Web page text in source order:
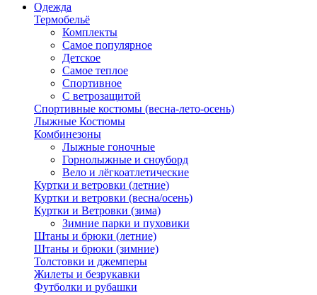
Одежда
Термобельё
Комплекты
Самое популярное
Детское
Самое теплое
Спортивное
С ветрозащитой
Спортивные костюмы (весна-лето-осень)
Лыжные Костюмы
Комбинезоны
Лыжные гоночные
Горнолыжные и сноуборд
Вело и лёгкоатлетические
Куртки и ветровки (летние)
Куртки и ветровки (весна/осень)
Куртки и Ветровки (зима)
Зимние парки и пуховики
Штаны и брюки (летние)
Штаны и брюки (зимние)
Толстовки и джемперы
Жилеты и безрукавки
Футболки и рубашки